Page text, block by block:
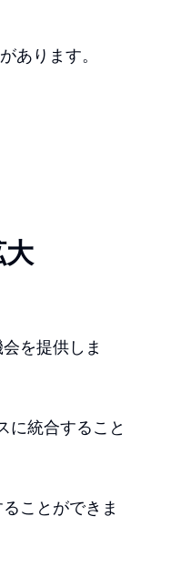
あります。
を提供しま
に統合すること
ことができま